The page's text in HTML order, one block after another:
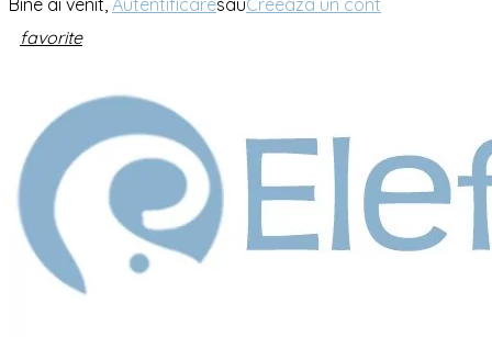
Bine ai venit, AutentificaresauCreeaza un cont
favorite